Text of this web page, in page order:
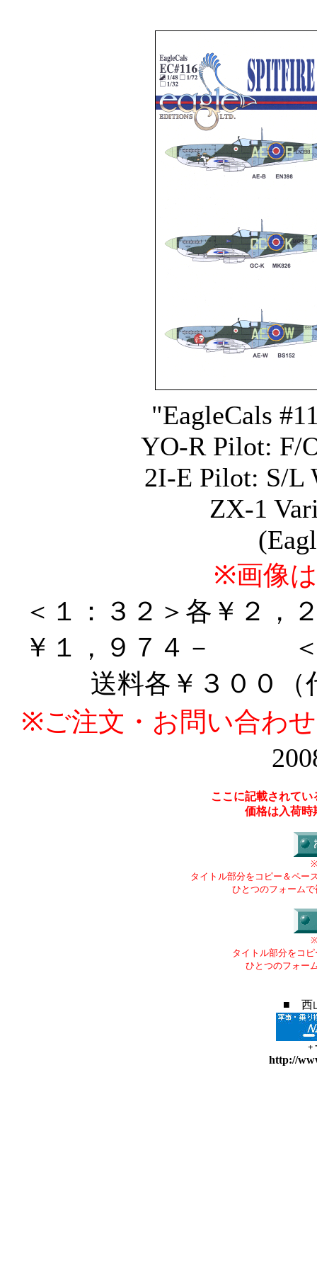
"EagleCals
YO-R Pilot: F/
2I-E Pilot: S/L
ZX-1
※画像
＜１：３２＞各￥２
￥１，９７４－ ＜
送料各￥３００
※ご注文・お問い合わ
ここに記載されて
価格は入荷時
タイトル部分をコピー＆ペー
ひとつのフォーム
タイトル部分をコ
ひとつのフォー
■ 西
+
http://